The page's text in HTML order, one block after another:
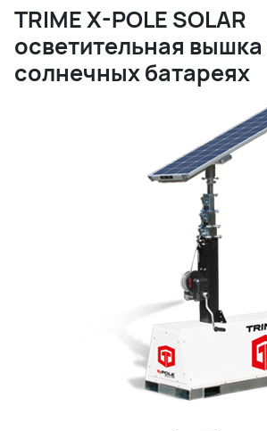
TRIME X-POLE SOLAR
осветительная вышка
солнечных батареях